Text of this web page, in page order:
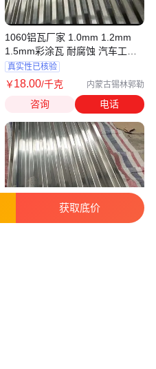
1060铝瓦厂家 1.0mm 1.2mm
1.5mm彩涂瓦 耐腐蚀 汽车工业
用 交货及时
真实性已核验
￥18.00/千克 内蒙古锡林郭勒
咨询 电话
获取底价